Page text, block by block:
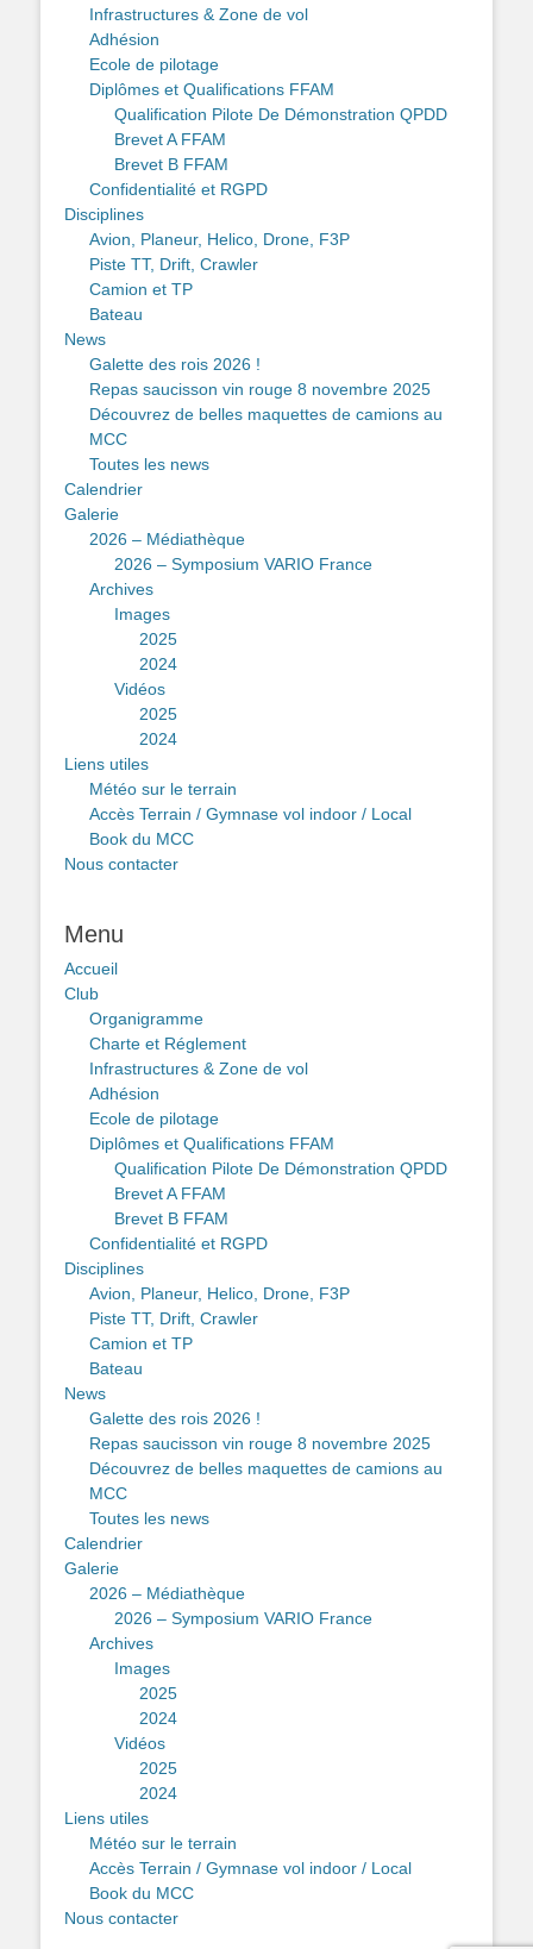
Infrastructures & Zone de vol
Adhésion
Ecole de pilotage
Diplômes et Qualifications FFAM
Qualification Pilote De Démonstration QPDD
Brevet A FFAM
Brevet B FFAM
Confidentialité et RGPD
Disciplines
Avion, Planeur, Helico, Drone, F3P
Piste TT, Drift, Crawler
Camion et TP
Bateau
News
Galette des rois 2026 !
Repas saucisson vin rouge 8 novembre 2025
Découvrez de belles maquettes de camions au
MCC
Toutes les news
Calendrier
Galerie
2026 – Médiathèque
2026 – Symposium VARIO France
Archives
Images
2025
2024
Vidéos
2025
2024
Liens utiles
Météo sur le terrain
Accès Terrain / Gymnase vol indoor / Local
Book du MCC
Nous contacter
Menu
Accueil
Club
Organigramme
Charte et Réglement
Infrastructures & Zone de vol
Adhésion
Ecole de pilotage
Diplômes et Qualifications FFAM
Qualification Pilote De Démonstration QPDD
Brevet A FFAM
Brevet B FFAM
Confidentialité et RGPD
Disciplines
Avion, Planeur, Helico, Drone, F3P
Piste TT, Drift, Crawler
Camion et TP
Bateau
News
Galette des rois 2026 !
Repas saucisson vin rouge 8 novembre 2025
Découvrez de belles maquettes de camions au
MCC
Toutes les news
Calendrier
Galerie
2026 – Médiathèque
2026 – Symposium VARIO France
Archives
Images
2025
2024
Vidéos
2025
2024
Liens utiles
Météo sur le terrain
Accès Terrain / Gymnase vol indoor / Local
Book du MCC
Nous contacter